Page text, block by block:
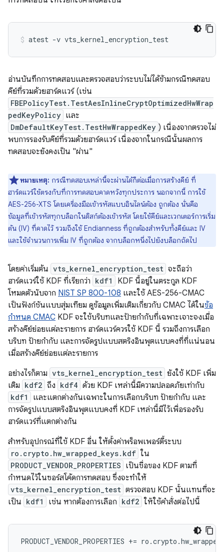
อ่านบันทึกการทดสอบและตรวจสอบว่าระบบไม่ได้ข้ามกรณีทดสอบ
คีย์ที่รวมด้วยฮาร์ดแวร์ (เช่น
FBEPolicyTest.TestAesInlineCryptOptimizedHwWrap
pedKeyPolicy และ
DmDefaultKeyTest.TestHwWrappedKey ) เนื่องจากตรวจไม่
พบการรองรับคีย์ที่รวมด้วยฮาร์ดแวร์ เนื่องจากในกรณีนั้นผลการ
ทดสอบจะยังคงเป็น "ผ่าน"
หมายเหตุ: กรณีทดสอบเหล่านี้จะผ่านได้ก็ต่อเมื่อการสร้างคีย์ ที่
ฮาร์ดแวร์ใช้ตรงกับที่การทดสอบคาดหวังทุกประการ นอกจากนี้ การใช้
AES-256-XTS โดยเครื่องมือเข้ารหัสแบบอินไลน์ต้อง ถูกต้อง นั่นคือ
ข้อมูลที่เข้ารหัสทุกบล็อกในดิสก์ต้องเข้ารหัส โดยใช้คีย์และเวกเตอร์การเริ่ม
ต้น (IV) ที่คาดไว้ รวมถึงใช้ Endianness ที่ถูกต้องสำหรับทั้งคีย์และ IV
และใช้จำนวนการเพิ่ม IV ที่ถูกต้อง จากบล็อกหนึ่งไปยังบล็อกถัดไป
โดยค่าเริ่มต้น vts_kernel_encryption_test จะถือว่า
ฮาร์ดแวร์ใช้ KDF ที่เรียกว่า kdf1
KDF นี้อยู่ในตระกูล KDF
โหมดตัวนับจาก NIST SP 800-108 และใช้ AES-256-CMAC
เป็นฟังก์ชันแบบสุ่มเทียม ดูข้อมูลเพิ่มเติมเกี่ยวกับ CMAC ได้ในข้อ
กำหนด CMAC KDF จะใช้บริบทและป้ายกำกับที่เฉพาะเจาะจงเมื่อ
สร้างคีย์ย่อยแต่ละรายการ ฮาร์ดแวร์ควรใช้ KDF นี้ รวมถึงการเลือก
บริบท ป้ายกำกับ และการจัดรูปแบบสตริงอินพุตแบบคงที่ที่แน่นอน
เมื่อสร้างคีย์ย่อยแต่ละรายการ
อย่างไรก็ตาม vts_kernel_encryption_test ยังใช้ KDF เพิ่ม
เติม kdf2 ถึง kdf4 ด้วย KDF เหล่านี้มีความปลอดภัยเท่ากับ
kdf1
และแตกต่างกันเฉพาะในการเลือกบริบท ป้ายกำกับ และ
การจัดรูปแบบสตริงอินพุตแบบคงที่ KDF เหล่านี้มีไว้เพื่อรองรับ
ฮาร์ดแวร์ที่แตกต่างกัน
สำหรับอุปกรณ์ที่ใช้ KDF อื่น ให้ตั้งค่าพร็อพเพอร์ตี้ระบบ
ro.crypto.hw_wrapped_keys.kdf ใน
PRODUCT_VENDOR_PROPERTIES เป็นชื่อของ KDF ตามที่
กำหนดไว้ในซอร์สโค้ดการทดสอบ ซึ่งจะทำให้
vts_kernel_encryption_test ตรวจสอบ KDF นั้นแทนที่จะ
เป็น kdf1 เช่น หากต้องการเลือก kdf2 ให้ใช้คำสั่งต่อไปนี้